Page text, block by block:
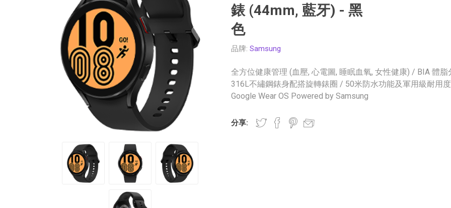
Nestiee Popcornholics 香港美心
半島酒店 帝苑酒店 SmellGREEN®
錶 (44mm, 藍牙) - 黑
色
品牌: Samsung
全方位健康管理 (血壓, 心電圖, 睡眠血氧, 女性健康) / BIA 體脂
316L不繡鋼錶身配搭旋轉錶圈 / 50米防水功能及軍用級耐用
Google Wear OS Powered by Samsung
分享: